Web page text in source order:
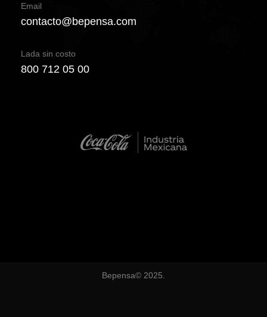
Email
contacto@bepensa.com
Lada sin costo
800 712 05 00
Bepensa© 2025.